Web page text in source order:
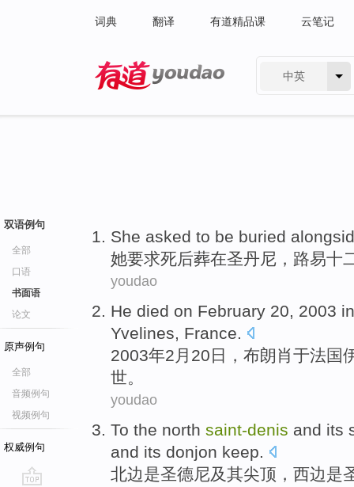
词典 翻译 有道精品课 云笔记
中英
双语例句
全部
口语
书面语
论文
原声例句
全部
音频例句
视频例句
权威例句
She asked to be buried
她要求死后葬在圣丹尼， 路易十
youdao
He died on February 20, 2003
Yvelines, France.
2003年2月 20 日
，布朗肖于法国
世。
youdao
To the north saint-denis and its
and its donjon keep.
北边是圣德尼及其尖顶 ， 西边是